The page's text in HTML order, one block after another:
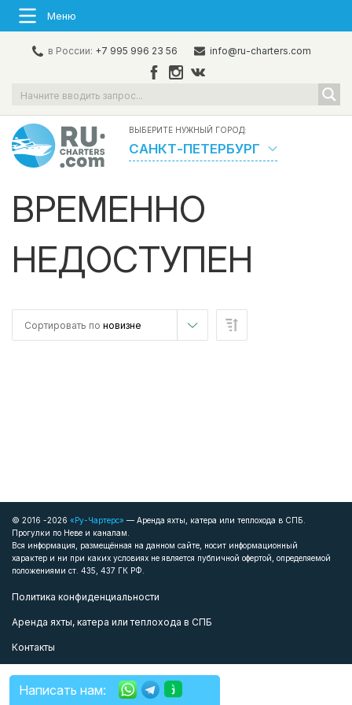
Меню
в России: +7 995 996 23 56 info@ru-charters.com
ВЫБЕРИТЕ НУЖНЫЙ ГОРОД:
САНКТ-ПЕТЕРБУРГ
ВРЕМЕННО
НЕДОСТУПЕН
Сортировать по новизне
© 2016 -2026 «Ру-Чартерс» — Аренда яхты, катера или теплохода в СПБ.
Прогулки по Неве и каналам.
Вся информация, размещённая на данном сайте, носит информационный
характер и ни при каких условиях не является публичной офертой, определяемой
положениями ст. 435, 437 ГК РФ.
Политика конфиденциальности
Аренда яхты, катера или теплохода в СПБ
Контакты
Написать нам: